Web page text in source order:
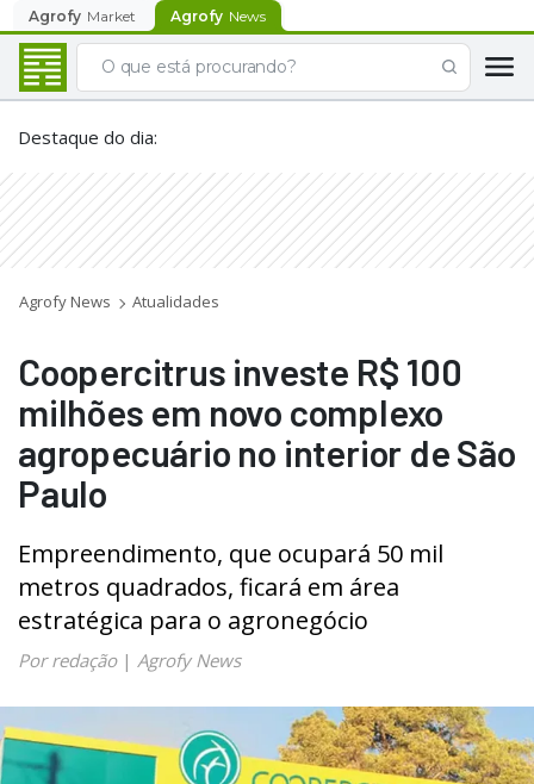
Agrofy Market Agrofy News
Destaque do dia:
Agrofy News Atualidades
Coopercitrus investe R$ 100
milhões em novo complexo
agropecuário no interior de São
Paulo
Empreendimento, que ocupará 50 mil
metros quadrados, ficará em área
estratégica para o agronegócio
Por redação| Agrofy News